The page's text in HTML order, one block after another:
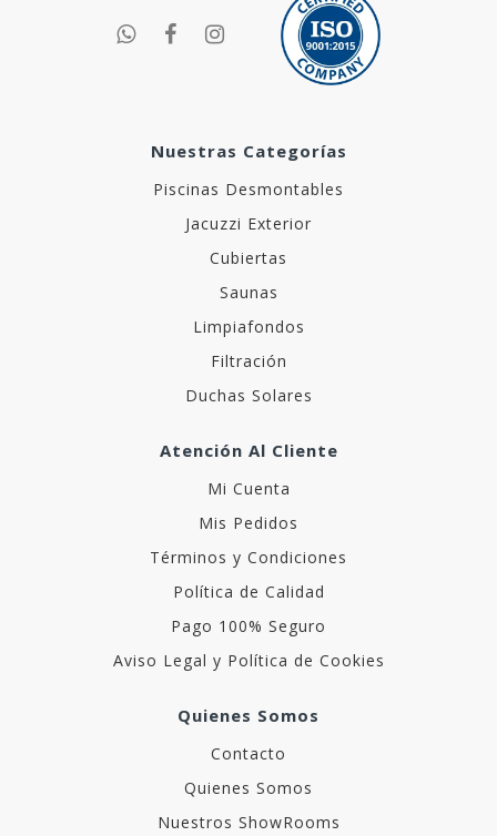
Nuestras Categorías
Piscinas Desmontables
Jacuzzi Exterior
Cubiertas
Saunas
Limpiafondos
Filtración
Duchas Solares
Atención Al Cliente
Mi Cuenta
Mis Pedidos
Términos y Condiciones
Política de Calidad
Pago 100% Seguro
Aviso Legal y Política de Cookies
Quienes Somos
Contacto
Quienes Somos
Nuestros ShowRooms